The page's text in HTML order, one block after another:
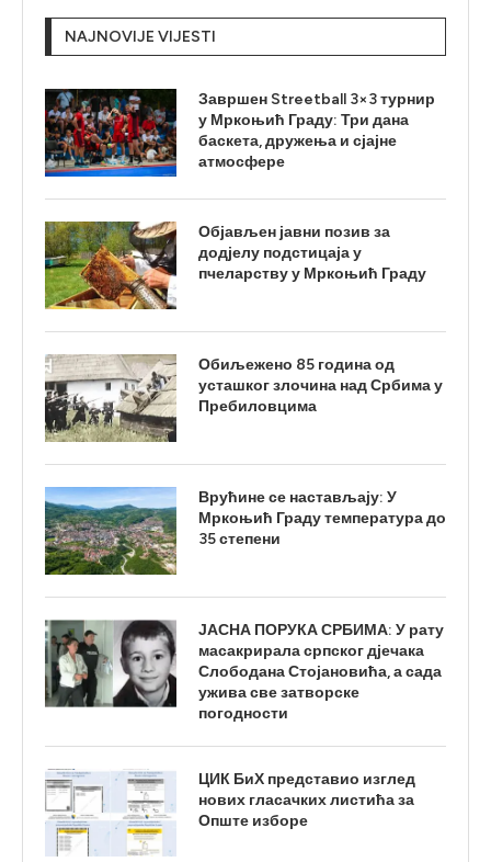
NAJNOVIJE VIJESTI
Завршен Streetball 3×3 турнир
у Мркоњић Граду: Три дана
баскета, дружења и сјајне
атмосфере
Објављен јавни позив за
додјелу подстицаја у
пчеларству у Мркоњић Граду
Обиљежено 85 година од
усташког злочина над Србима у
Пребиловцима
Врућине се настављају: У
Мркоњић Граду температура до
35 степени
ЈАСНА ПОРУКА СРБИМА: У рату
масакрирала српског дјечака
Слободана Стојановића, а сада
ужива све затворске
погодности
ЦИК БиХ представио изглед
нових гласачких листића за
Опште изборе